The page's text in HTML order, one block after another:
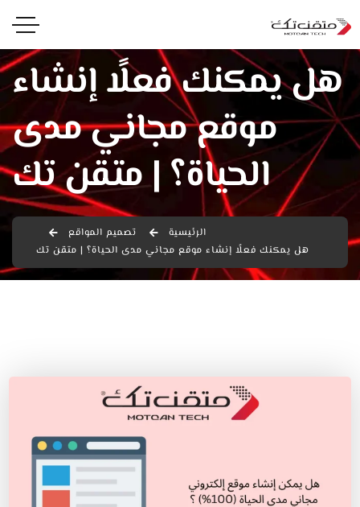
هل يمكنك فعلًا إنشاء
موقع مجاني مدى
الحياة؟ | متقن تك
الرئيسية
تصميم المواقع
هل يمكنك فعلًا إنشاء موقع مجاني مدى الحياة؟ | متقن تك